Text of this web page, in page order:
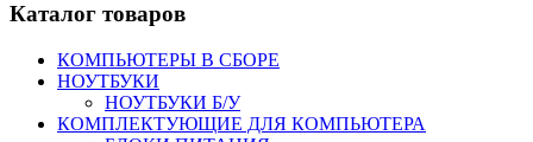
Каталог товаров
КОМПЬЮТЕРЫ В СБОРЕ
НОУТБУКИ
НОУТБУКИ Б/У
КОМПЛЕКТУЮЩИЕ ДЛЯ КОМПЬЮТЕРА